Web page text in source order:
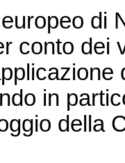
di
conto dei
in
della